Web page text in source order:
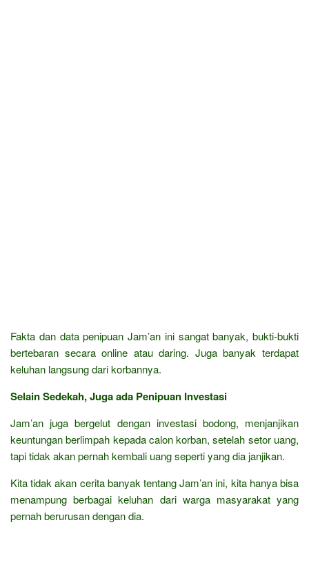
Fakta dan data penipuan Jam’an ini sangat banyak, bukti-bukti
bertebaran secara online atau daring. Juga banyak terdapat
keluhan langsung dari korbannya.
Selain Sedekah, Juga ada Penipuan Investasi
Jam’an juga bergelut dengan investasi bodong, menjanjikan
keuntungan berlimpah kepada calon korban, setelah setor uang,
tapi tidak akan pernah kembali uang seperti yang dia janjikan.
Kita tidak akan cerita banyak tentang Jam’an ini, kita hanya bisa
menampung berbagai keluhan dari warga masyarakat yang
pernah berurusan dengan dia.